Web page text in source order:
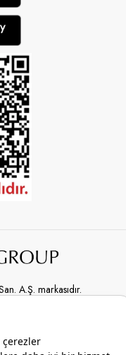
A.Ş. markasıdır.
saklıdır.